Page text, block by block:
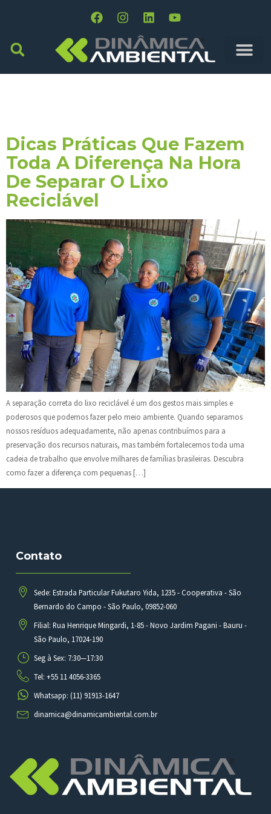
Dicas Práticas Que Fazem
Toda A Diferença Na Hora
De Separar O Lixo
Reciclável
A separação correta do lixo reciclável é um dos gestos mais simples e
poderosos que podemos fazer pelo meio ambiente. Quando separamos
nossos resíduos adequadamente, não apenas contribuímos para a
preservação dos recursos naturais, mas também fortalecemos toda uma
cadeia de trabalho que envolve milhares de famílias brasileiras. Descubra
como fazer a diferença com pequenas […]
Contato
Sede: Estrada Particular Fukutaro Yida, 1235 - Cooperativa - São
Bernardo do Campo - São Paulo, 09852-060
Filial: Rua Henrique Mingardi, 1-85 - Novo Jardim Pagani - Bauru -
São Paulo, 17024-190
Seg à Sex: 7:30—17:30
Tel: +55 11 4056-3365
Whatsapp: (11) 91913-1647
dinamica@dinamicambiental.com.br